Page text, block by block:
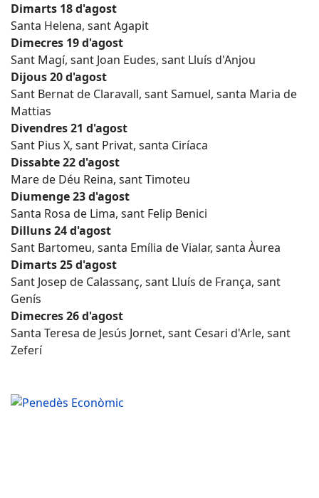
Dimarts 18 d'agost
Santa Helena, sant Agapit
Dimecres 19 d'agost
Sant Magí, sant Joan Eudes, sant Lluís d'Anjou
Dijous 20 d'agost
Sant Bernat de Claravall, sant Samuel, santa Maria de
Mattias
Divendres 21 d'agost
Sant Pius X, sant Privat, santa Ciríaca
Dissabte 22 d'agost
Mare de Déu Reina, sant Timoteu
Diumenge 23 d'agost
Santa Rosa de Lima, sant Felip Benici
Dilluns 24 d'agost
Sant Bartomeu, santa Emília de Vialar, santa Àurea
Dimarts 25 d'agost
Sant Josep de Calassanç, sant Lluís de França, sant
Genís
Dimecres 26 d'agost
Santa Teresa de Jesús Jornet, sant Cesari d'Arle, sant
Zeferí